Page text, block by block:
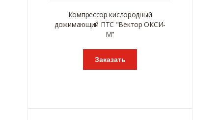
Компрессор кислородный
дожимающий ПТС "Вектор ОКСИ-
М"
Заказать